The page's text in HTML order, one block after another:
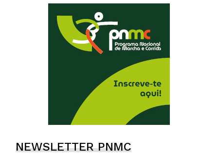
NEWSLETTER PNMC